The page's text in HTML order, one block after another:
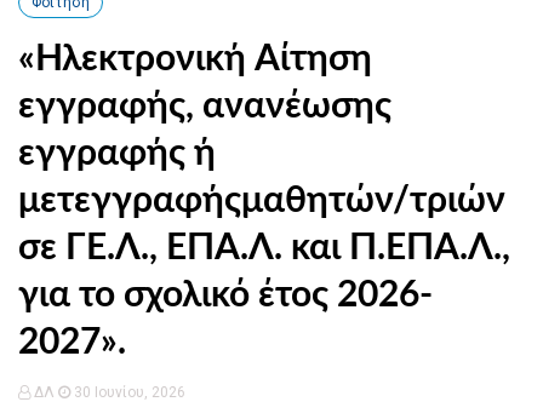
«Ηλεκτρονική Αίτηση
εγγραφής, ανανέωσης
εγγραφής ή
μετεγγραφήςμαθητών/τριών
σε ΓΕ.Λ., ΕΠΑ.Λ. και Π.ΕΠΑ.Λ.,
για το σχολικό έτος 2026-
2027».
ΔΛ 30 Ιουνίου, 2026